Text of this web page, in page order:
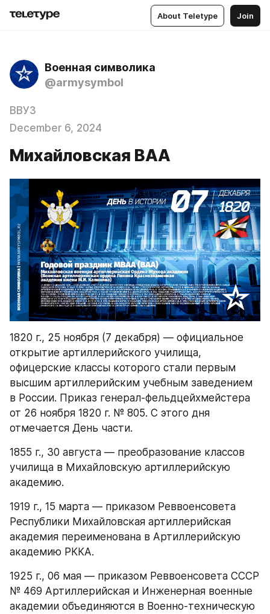
About Teletype Join
Военная символика
@armysymbol
ВВУЗ
December 6, 2024
Михайловская ВАА
1820 г., 25 ноября (7 декабря) — официальное
открытие артиллерийского училища,
офицерские классы которого стали первым
высшим артиллерийским учебным заведением
в России. Приказ генерал-фельдцейхмейстера
от 26 ноября 1820 г. № 805. С этого дня
отмечается День части.
1855 г., 30 августа — преобразование классов
училища в Михайловскую артиллерийскую
академию.
1919 г., 15 марта — приказом Реввоенсовета
Республики Михайловская артиллерийская
академия переименована в Артиллерийскую
академию РККА.
1925 г., 06 мая — приказом Реввоенсовета СССР
№ 469 Артиллерийская и Инженерная военные
академии объединяются в Военно-техническую